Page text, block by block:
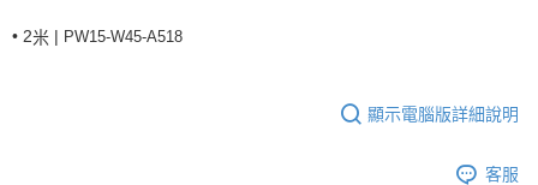
• 2米 | PW15-W45-A518
顯示電腦版詳細說明
客服